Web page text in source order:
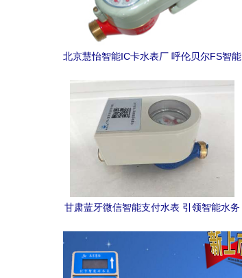
北京慧怡智能IC卡水表厂 呼伦贝尔FS智能
甘肃蓝牙微信智能支付水表 引领智能水务